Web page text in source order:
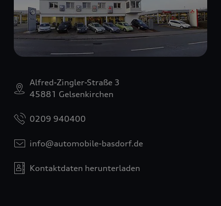
Alfred-Zingler-Straße 3
45881 Gelsenkirchen
0209 940400
info@automobile-basdorf.de
Kontaktdaten herunterladen